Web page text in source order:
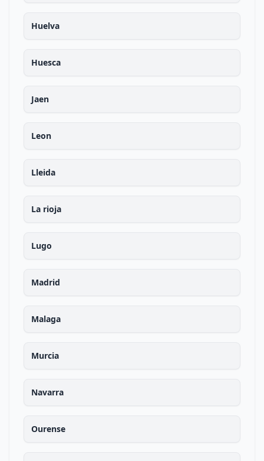
Huelva
Huesca
Jaen
Leon
Lleida
La rioja
Lugo
Madrid
Malaga
Murcia
Navarra
Ourense